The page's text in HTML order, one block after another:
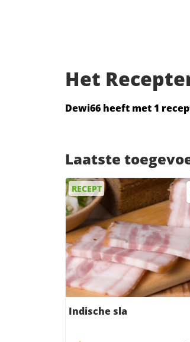
Het
Dewi66 heeft met 1
Laatste
RECEPT
Indische sla